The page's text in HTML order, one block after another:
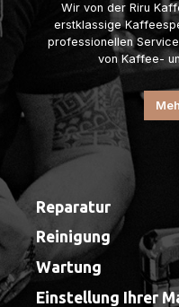
Wir von der Riru
erstklassige
professionellen
von Kaffee-
Reparatur
Reinigung
Wartung
Einstellung Ihrer